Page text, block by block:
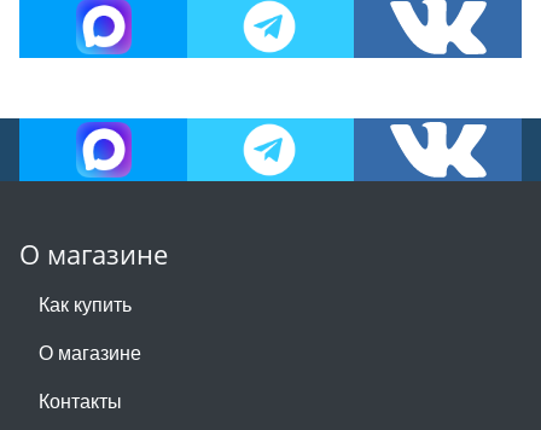
О магазине
Как купить
О магазине
Контакты